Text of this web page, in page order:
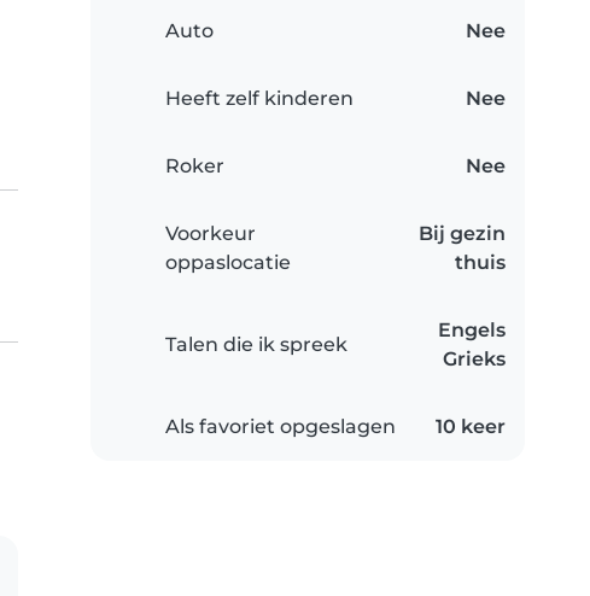
Auto Nee
Heeft zelf kinderen Nee
Roker Nee
Voorkeur
oppaslocatie
Bij gezin
thuis
Talen die ik spreek
Engels
Grieks
Als favoriet opgeslagen 10 keer